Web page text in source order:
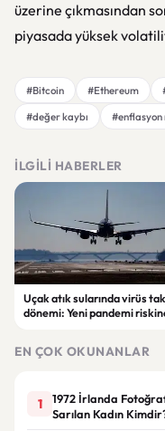
üzerine çıkmasından
piyasada yüksek
#Bitcoin #Ethereum
#değer kaybı
#enflasyon
İLGILI HABERLER
Uçak atık sularında virüs
dönemi: Yeni pandemi
EN ÇOK OKUNANLAR
1
1972 İrlanda
Sarılan Kadın